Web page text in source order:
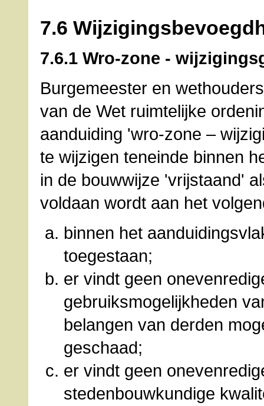
7.6
7.6.1 Wro-zone -
Burgemeester en
van de Wet ruimtelijke
aanduiding 'wro-zone –
te wijzigen teneinde binnen
in de bouwwijze 'vrijstaand'
voldaan wordt aan het
binnen het
toegestaan;
er vindt geen
gebruiksmogelijkheden
belangen van derden
geschaad;
er vindt geen
stedenbouwkundige